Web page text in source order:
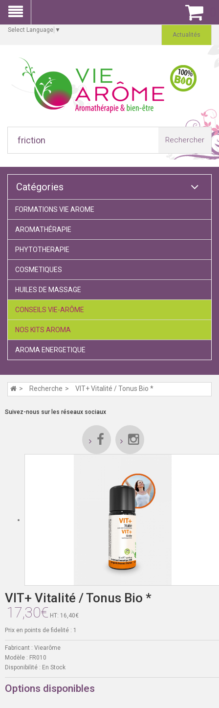
Select Language ▼
Actualités
Rechercher
Catégories
FORMATIONS VIE AROME
AROMATHÉRAPIE
PHYTOTHERAPIE
COSMETIQUES
HUILES DE MASSAGE
CONSEILS VIE-ARÔME
NOS KITS AROMA
AROMA ENERGETIQUE
Recherche VIT+ Vitalité / Tonus Bio *
Suivez-nous sur les réseaux sociaux
VIT+ Vitalité / Tonus Bio *
17,30€ HT: 16,40€
Prix en points de fidelité : 1
Fabricant : Viearôme
Modèle : FR010
Disponibilité : En Stock
Options disponibles